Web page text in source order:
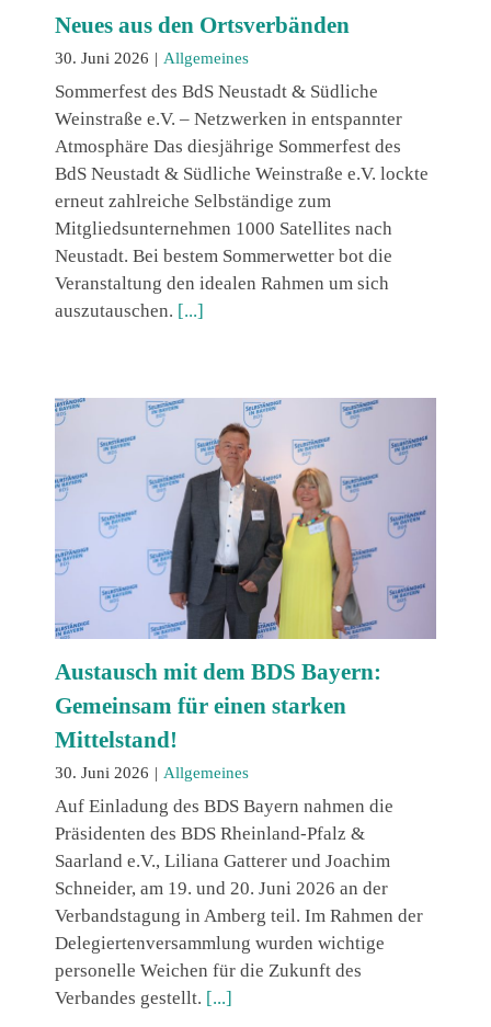
Neues aus den Ortsverbänden
30. Juni 2026 | Allgemeines
Sommerfest des BdS Neustadt & Südliche
Weinstraße e.V. – Netzwerken in entspannter
Atmosphäre Das diesjährige Sommerfest des
BdS Neustadt & Südliche Weinstraße e.V. lockte
erneut zahlreiche Selbständige zum
Mitgliedsunternehmen 1000 Satellites nach
Neustadt. Bei bestem Sommerwetter bot die
Veranstaltung den idealen Rahmen um sich
auszutauschen. [...]
Austausch mit dem BDS Bayern:
Gemeinsam für einen starken
Mittelstand!
30. Juni 2026 | Allgemeines
Auf Einladung des BDS Bayern nahmen die
Präsidenten des BDS Rheinland-Pfalz &
Saarland e.V., Liliana Gatterer und Joachim
Schneider, am 19. und 20. Juni 2026 an der
Verbandstagung in Amberg teil. Im Rahmen der
Delegiertenversammlung wurden wichtige
personelle Weichen für die Zukunft des
Verbandes gestellt. [...]